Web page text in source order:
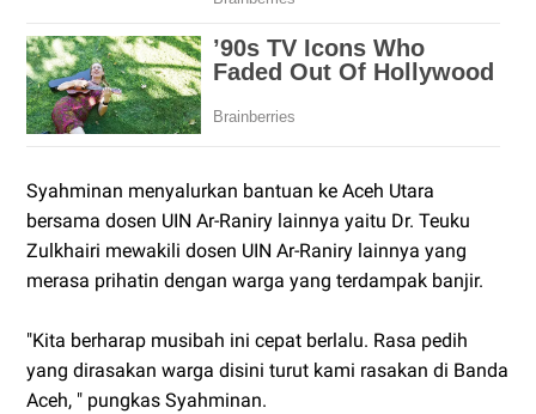
Syahminan menyalurkan bantuan ke Aceh Utara
bersama dosen UIN Ar-Raniry lainnya yaitu Dr. Teuku
Zulkhairi mewakili dosen UIN Ar-Raniry lainnya yang
merasa prihatin dengan warga yang terdampak banjir.
"Kita berharap musibah ini cepat berlalu. Rasa pedih
yang dirasakan warga disini turut kami rasakan di Banda
Aceh, " pungkas Syahminan.